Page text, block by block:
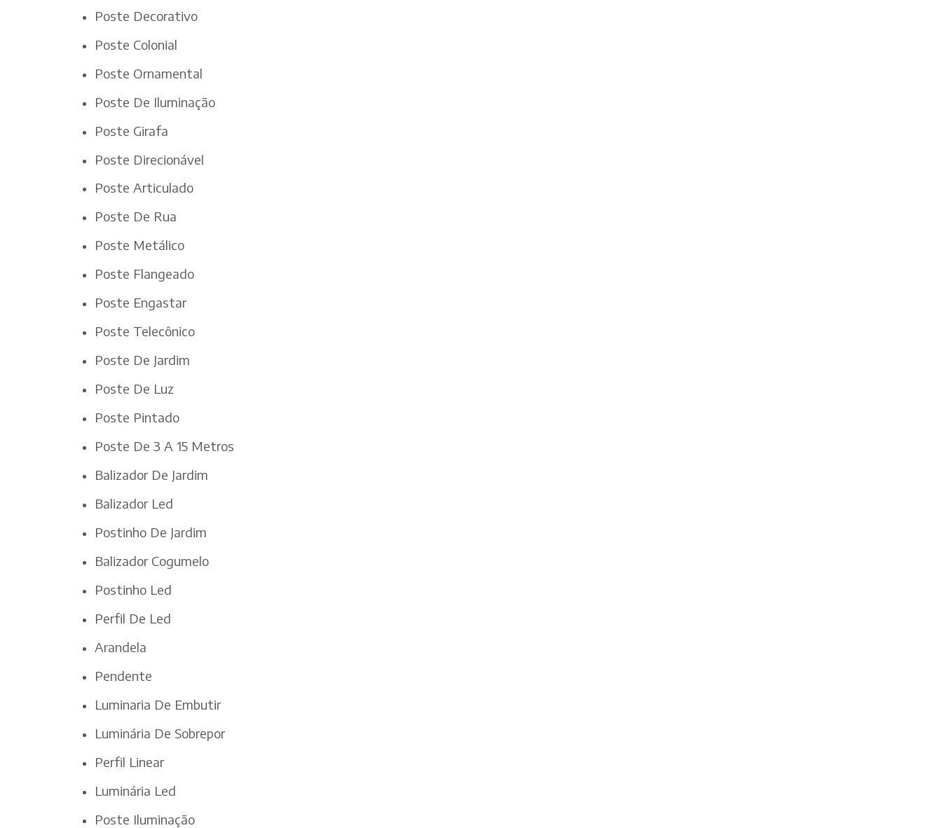
Poste Decorativo
Poste Colonial
Poste Ornamental
Poste De Iluminação
Poste Girafa
Poste Direcionável
Poste Articulado
Poste De Rua
Poste Metálico
Poste Flangeado
Poste Engastar
Poste Telecônico
Poste De Jardim
Poste De Luz
Poste Pintado
Poste De 3 A 15 Metros
Balizador De Jardim
Balizador Led
Postinho De Jardim
Balizador Cogumelo
Postinho Led
Perfil De Led
Arandela
Pendente
Luminaria De Embutir
Luminária De Sobrepor
Perfil Linear
Luminária Led
Poste Iluminação